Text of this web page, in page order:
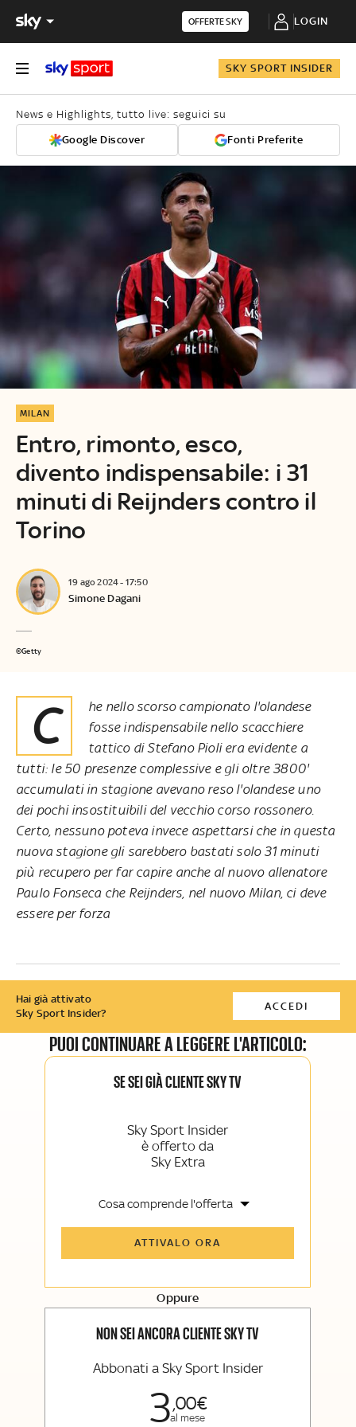
OFFERTE SKY LOGIN
SKY SPORT INSIDER
News e Highlights, tutto live: seguici su
Google Discover Fonti Preferite
Entro, rimonto, esco,
divento indispensabile: i 31
minuti di Reijnders contro il
Torino
MILAN
19 ago 2024 - 17:50
Simone Dagani
©Getty
Che nello scorso campionato l'olandese
fosse indispensabile nello scacchiere
tattico di Stefano Pioli era evidente a
tutti: le 50 presenze complessive e gli oltre 3800'
accumulati in stagione avevano reso l'olandese uno
dei pochi insostituibili del vecchio corso rossonero.
Certo, nessuno poteva invece aspettarsi che in questa
nuova stagione gli sarebbero bastati solo 31 minuti
più recupero per far capire anche al nuovo allenatore
Paulo Fonseca che Reijnders, nel nuovo Milan, ci deve
essere per forza
Hai già attivato
Sky Sport Insider?
ACCEDI
PUOI CONTINUARE A LEGGERE L'ARTICOLO:
SE SEI GIÀ CLIENTE SKY TV
Sky Sport Insider
è offerto da
Sky Extra
Cosa comprende l'offerta
Sky TG24 Insider
Sport e Sky TG24
La newsletter esclusiva di Sky Sport
ATTIVALO ORA
Oppure
NON SEI ANCORA CLIENTE SKY TV
Abbonati a Sky Sport Insider
300
al mese